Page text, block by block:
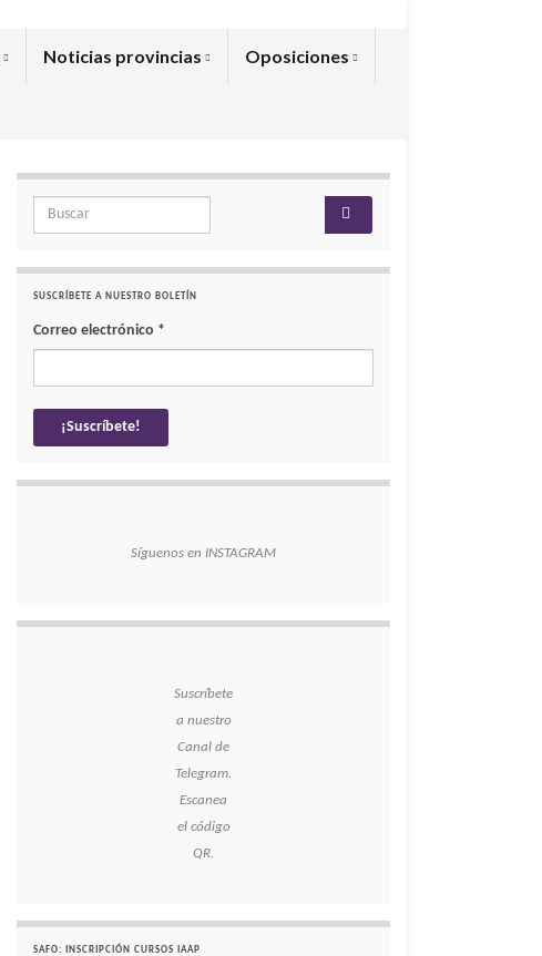
Noticias provincias Oposiciones
Search for:
SUSCRÍBETE A NUESTRO BOLETÍN
Correo electrónico *
Síguenos en INSTAGRAM
Suscríbete
a nuestro
Canal de
Telegram.
Escanea
el código
QR.
SAFO: INSCRIPCIÓN CURSOS IAAP